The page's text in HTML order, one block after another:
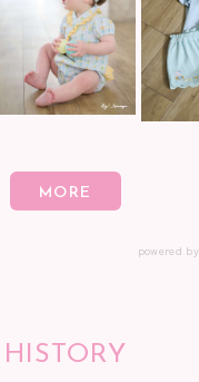
powered by
HISTORY